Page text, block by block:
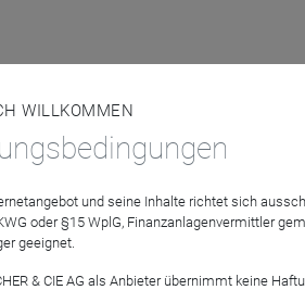
Ost nach
2024
WILLKOMMEN
und seine Inhalte richtet sich
oder §15 WplG, Finanzanlagenvermittler
geeignet.
& CIE AG als Anbieter übernimmt keine